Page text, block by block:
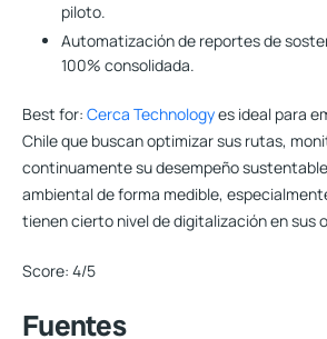
piloto.
Automatización de reportes de
100% consolidada.
Best for: Cerca Technologyes ideal para
Chile que buscan optimizar sus rutas,
continuamente su desempeño
ambiental de forma medible,
tienen cierto nivel de digitalización en sus
Score: 4/5
Fuentes